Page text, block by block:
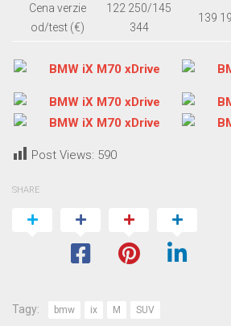
Cena verzie
od/test (€)
122 250/145
344
139
Post Views: 590
SHARE
Tagy: bmw ix M SUV